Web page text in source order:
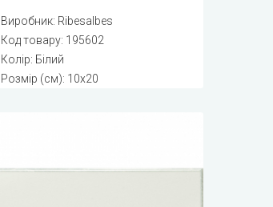
Виробник: Ribesalbes
Код товару: 195602
Колір: Білий
Розмір (см): 10x20